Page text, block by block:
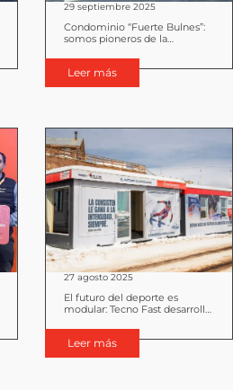
29 septiembre 2025
Condominio “Fuerte Bulnes”:
somos pioneros de la
el extremo norte de Chile
Leer más
27 agosto 2025
El futuro del deporte es
modular: Tecno Fast desarrolla
destacado esquiador Henrik
Von Appen
Leer más